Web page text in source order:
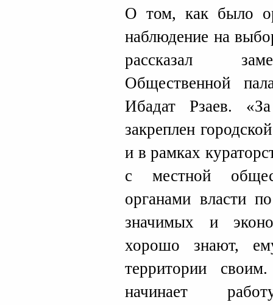
О том, как было
наблюдение на
рассказал
Общественной
Ибадат Рзаев.
закреплен
и в рамках
с местной
органами власти
значимых и
хорошо знают,
территории
начинает